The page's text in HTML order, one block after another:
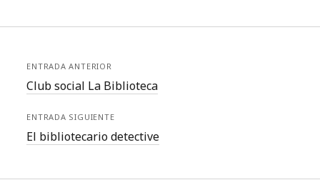
ENTRADA ANTERIOR
Club social La Biblioteca
ENTRADA SIGUIENTE
El bibliotecario detective